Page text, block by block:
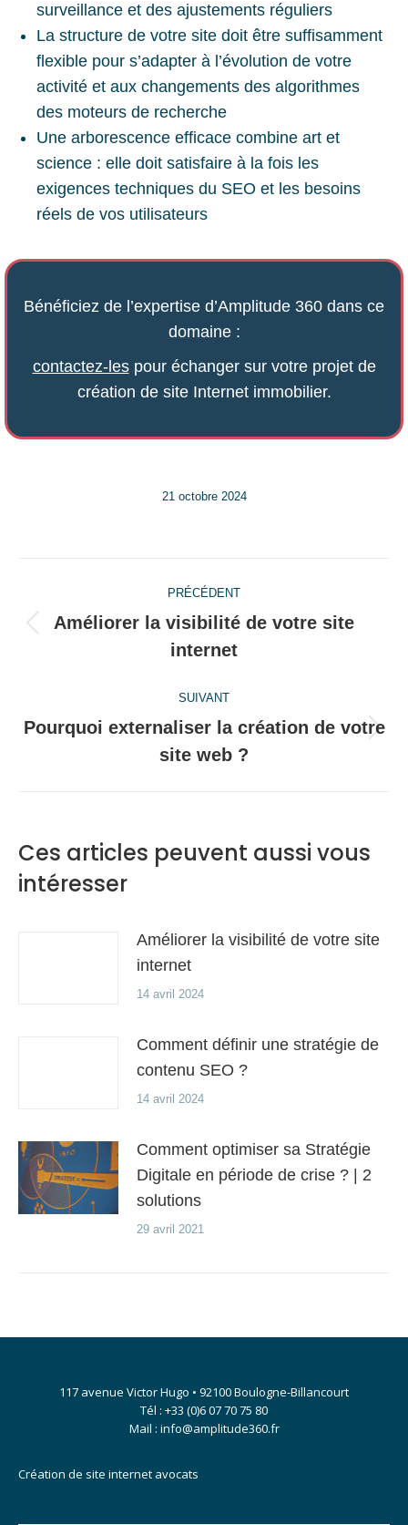
surveillance et des ajustements réguliers
La structure de votre site doit être suffisamment
flexible pour s’adapter à l’évolution de votre
activité et aux changements des algorithmes
des moteurs de recherche
Une arborescence efficace combine art et
science : elle doit satisfaire à la fois les
exigences techniques du SEO et les besoins
réels de vos utilisateurs
Bénéficiez de l’expertise d’Amplitude 360 dans ce
domaine :
contactez-lespour échanger sur votre projet de
création de site Internet immobilier.
21 octobre 2024
article
PRÉCÉDENT
Article
précédent
Améliorer la visibilité de votre site
internet
SUIVANT
Article
suivant
Pourquoi externaliser la création de votre
site web ?
Ces articles peuvent aussi vous
intéresser
Améliorer la visibilité de votre site
internet
14 avril 2024
Comment définir une stratégie de
contenu SEO ?
14 avril 2024
Comment optimiser sa Stratégie
Digitale en période de crise ? | 2
solutions
29 avril 2021
117 avenue Victor Hugo • 92100 Boulogne-Billancourt
Tél : +33 (0)6 07 70 75 80
Mail : info@amplitude360.fr
Création de site internet avocats